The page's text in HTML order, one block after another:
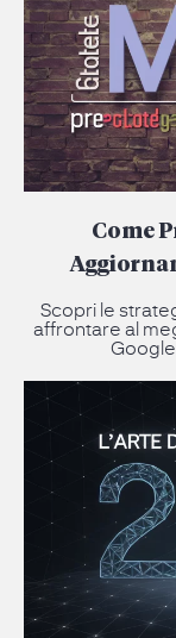
Come
Scopri le
affrontare al